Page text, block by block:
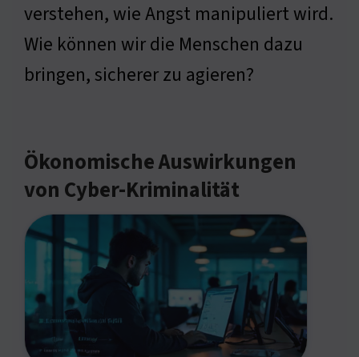
verstehen, wie Angst manipuliert wird.
Wie können wir die Menschen dazu
bringen, sicherer zu agieren?
Ökonomische Auswirkungen
von Cyber-Kriminalität